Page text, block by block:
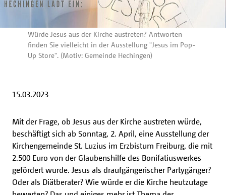
Würde Jesus aus der Kirche austreten? Antworten
finden Sie vielleicht in der Ausstellung "Jesus im Pop-
Up Store". (Motiv: Gemeinde Hechingen)
15.03.2023
Mit der Frage, ob Jesus aus der Kirche austreten würde,
beschäftigt sich ab Sonntag, 2. April, eine Ausstellung der
Kirchengemeinde St. Luzius im Erzbistum Freiburg, die mit
2.500 Euro von der Glaubenshilfe des Bonifatiuswerkes
gefördert wurde. Jesus als draufgängerischer Partygänger?
Oder als Diätberater? Wie würde er die Kirche heutzutage